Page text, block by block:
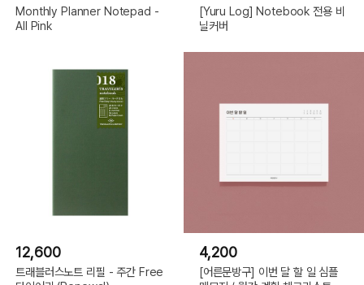
Monthly Planner Notepad -
All Pink
[Yuru Log] Notebook 전용 비
닐커버
12,600
트래블러스노트 리필 - 주간 Free
4,200
[어른문방구] 이번 달 할 일 심플